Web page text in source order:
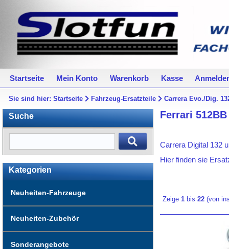
Startseite Mein Konto Warenkorb Kasse
Sie sind hier:Startseite Fahrzeug-Ersatzteile Carrera Evo./Dig.
Suche
Kategorien
Neuheiten-Fahrzeuge
Neuheiten-Zubehör
Sonderangebote
Ferrari 512BB
Carrera Digital 132
Hier finden sie
Zeige1 bis22 (von